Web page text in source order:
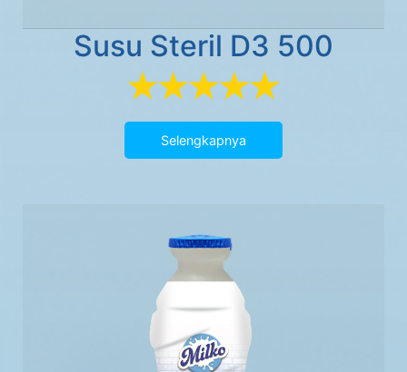
Susu Steril D3 500
Selengkapnya